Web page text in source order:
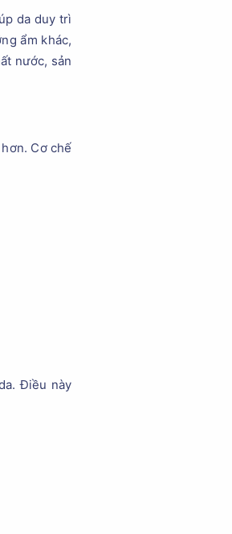
da duy trì
ẩm khác,
nước, sản
Cơ chế
Điều này